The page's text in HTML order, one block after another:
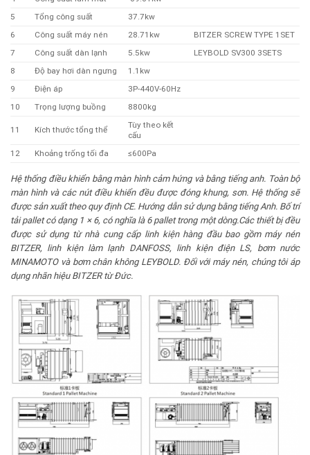
5
Tổng công suất
37.7kw
6
Công suất máy nén 28.71kw
BITZER SCREW TYPE 1SET
7
Công suất dàn lạnh 5.5kw
LEYBOLD SV300 3SETS
8
Độ bay hơi dàn ngưng
1.1kw
9
Điện áp
3P-440V-60Hz
10
Trọng lượng buồng 8800kg
11 Kích thước tổng thể
Tùy theo kết
cấu
12
Khoảng trống tối đa ≤600Pa
Hệ thống điều khiển bằng màn hình cảm hứngvà bằng tiếng anh. Toàn bộ
màn hình và các nút điều khiển đều được đóng khung, sơn. Hệ thống sẽ
được sản xuất theo quy định CE. Hướng dẫn sử dụng bằng tiếng Anh. Bố trí
tải pallet có dạng 1 × 6, có nghĩa là 6 pallet trong một dòng.Các thiết bị đều
được sử dụng từ nhà cung cấp linh kiện hàng đầu bao gồm máy nén
BITZER, linh kiện làm lạnh DANFOSS, linh kiện điện LS, bơm nước
MINAMOTO và bơm chân không LEYBOLD. Đối với máy nén, chúng tôi áp
dụng nhãn hiệu BITZER từ Đức.